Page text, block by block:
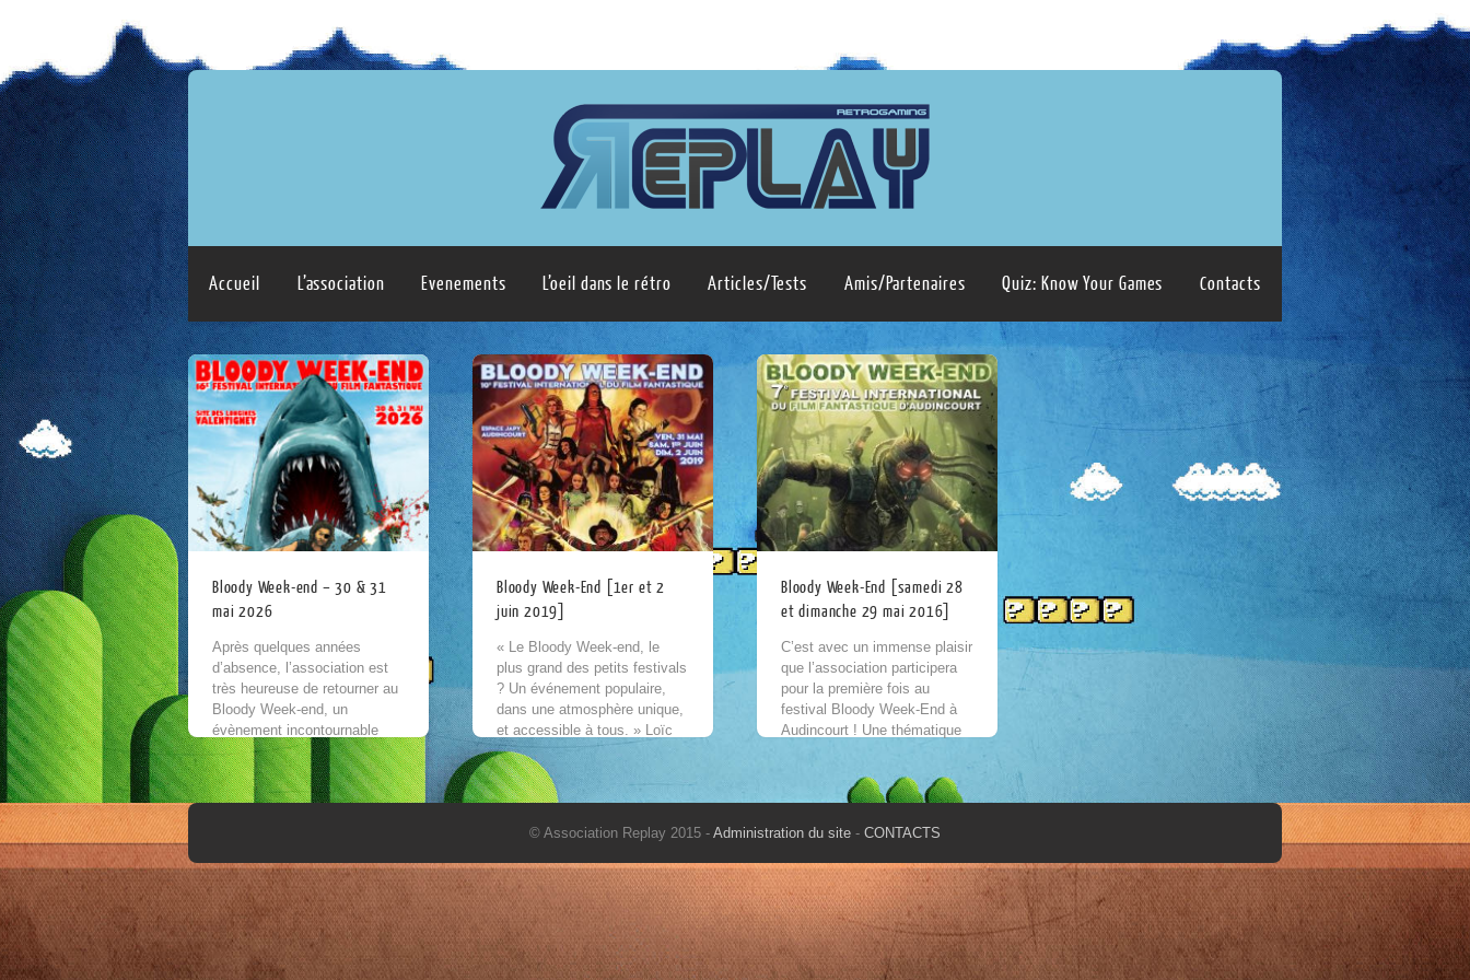
Accueil L’association Evenements L’oeil dans le rétro Articles/Tests Amis/Partenaires Quiz: Know Your Games Contacts
Bloody Week-end – 30 & 31
mai 2026
Après quelques années
d’absence, l’association est
très heureuse de retourner au
Bloody Week-end, un
évènement incontournable
pour les passionnés de
cinéma fantastique et
horrifique. Pour cette nouvelle
Bloody Week-End [1er et 2
juin 2019]
« Le Bloody Week-end, le
plus grand des petits festivals
? Un événement populaire,
dans une atmosphère unique,
et accessible à tous. » Loïc
Bugnon, fondateur et directeur
artistique du festival. C’est...
Bloody Week-End [samedi 28
et dimanche 29 mai 2016]
C’est avec un immense plaisir
que l’association participera
pour la première fois au
festival Bloody Week-End à
Audincourt ! Une thématique
sera présentée à l’occasion
© Association Replay 2015 - Administration du site - CONTACTS